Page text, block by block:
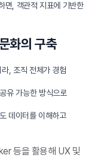
면, 객관적 지표에 기반한
화의 구축
, 조직 전체가 경험
유 가능한 방식으로
데이터를 이해하고
등을 활용해 UX 및